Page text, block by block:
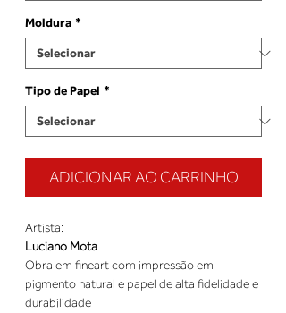
Moldura *
Tipo de Papel *
ADICIONAR AO CARRINHO
Artista:
Luciano Mota
Obra em fineart com impressão em
pigmento natural e papel de alta fidelidade e
durabilidade